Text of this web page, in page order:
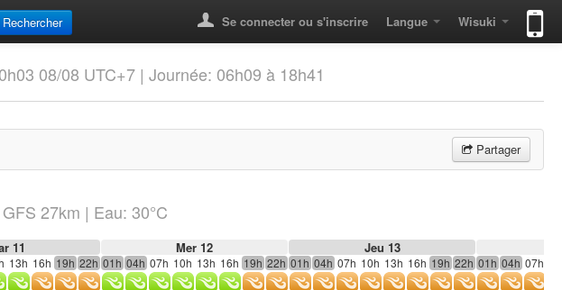
Rechercher Se connecter ou s'inscrire Langue Wisuki
08/08 UTC+7 | Journée: 06h09 à 18h41
Partager
27km | Eau: 30°C
11 Mer 12 Jeu 13
13h 16h 19h 22h 01h 04h 07h 10h 13h 16h 19h 22h 01h 04h 07h 10h 13h 16h 19h 22h 01h 04h 07h